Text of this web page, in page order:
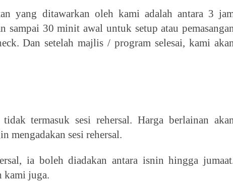
yang ditawarkan oleh kami adalah antara 3
sampai 30 minit awal untuk setup atau
Dan setelah majlis / program selesai, kami
termasuk sesi rehersal. Harga berlainan
mengadakan sesi rehersal.
ia boleh diadakan antara isnin hingga
kami juga.